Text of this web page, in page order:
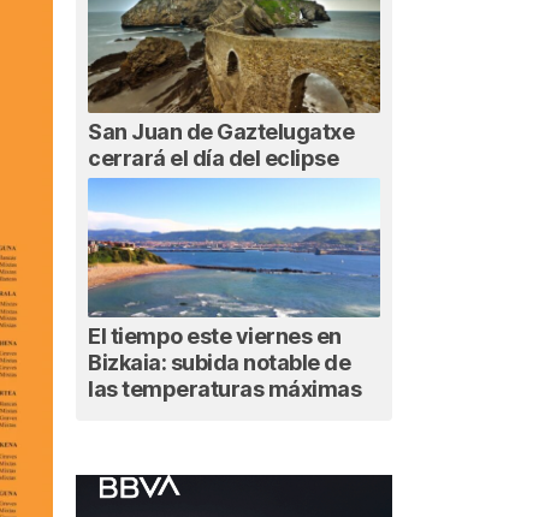
San Juan de Gaztelugatxe
cerrará el día del eclipse
El tiempo este viernes en
Bizkaia: subida notable de
las temperaturas máximas